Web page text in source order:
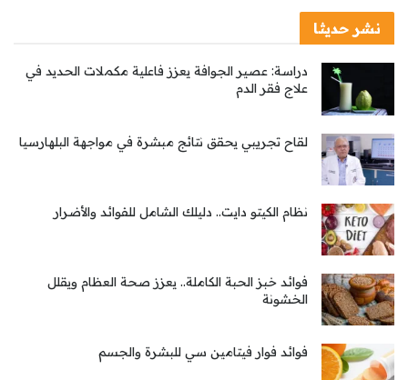
نشر حديثا
دراسة: عصير الجوافة يعزز فاعلية مكملات الحديد في
علاج فقر الدم
لقاح تجريبي يحقق نتائج مبشرة في مواجهة البلهارسيا
نظام الكيتو دايت.. دليلك الشامل للفوائد والأضرار
فوائد خبز الحبة الكاملة.. يعزز صحة العظام ويقلل
الخشونة
فوائد فوار فيتامين سي للبشرة والجسم